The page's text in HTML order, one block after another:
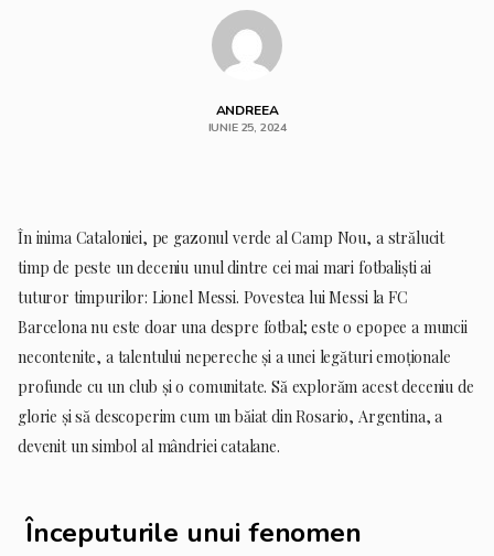
ANDREEA
IUNIE 25, 2024
În inima Cataloniei, pe gazonul verde al Camp Nou, a strălucit
timp de peste un deceniu unul dintre cei mai mari fotbaliști ai
tuturor timpurilor: Lionel Messi. Povestea lui Messi la FC
Barcelona nu este doar una despre fotbal; este o epopee a muncii
necontenite, a talentului nepereche și a unei legături emoționale
profunde cu un club și o comunitate. Să explorăm acest deceniu de
glorie și să descoperim cum un băiat din Rosario, Argentina, a
devenit un simbol al mândriei catalane.
Începuturile unui fenomen